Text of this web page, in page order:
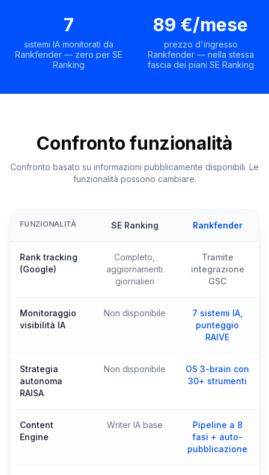
7
sistemi IA monitorati da
Rankfender — zero per SE
Ranking
89 €/mese
prezzo d'ingresso
Rankfender — nella stessa
fascia dei piani SE Ranking
Confronto funzionalità
Confronto basato su informazioni pubblicamente disponibili. Le
funzionalità possono cambiare.
FUNZIONALITÀ SE Ranking Rankfender
Rank tracking
(Google)
Completo,
aggiornamenti
giornalieri
Tramite
integrazione
GSC
Monitoraggio
visibilità IA
Non disponibile
7 sistemi IA,
punteggio
RAIVE
Strategia
autonoma
RAISA
Non disponibile
OS 3-brain con
30+ strumenti
Content
Engine
Writer IA base
Pipeline a 8
fasi + auto-
pubblicazione